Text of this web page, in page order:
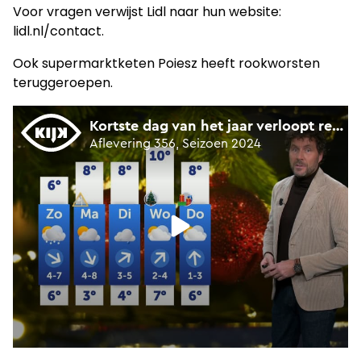
Voor vragen verwijst Lidl naar hun website:
lidl.nl/contact.
Ook supermarktketen Poiesz heeft rookworsten
teruggeroepen.